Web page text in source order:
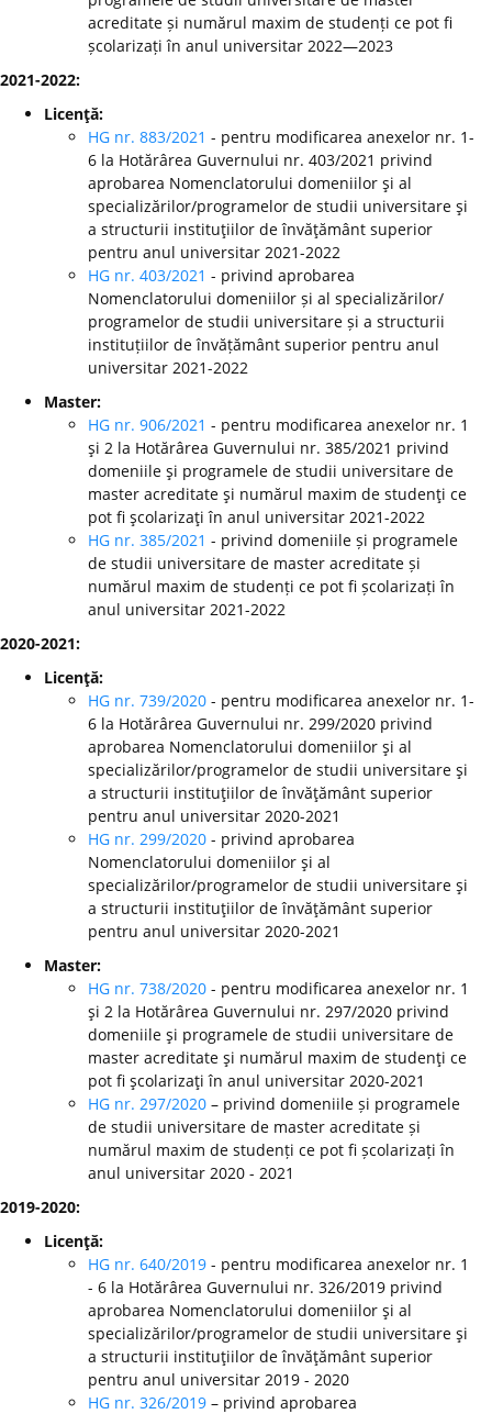
acreditate și numărul maxim de studenți ce pot fi
școlarizați în anul universitar 2022—2023
2021-2022:
Licenţă:
HG nr. 883/2021 - pentru modificarea anexelor nr. 1-
6 la Hotărârea Guvernului nr. 403/2021 privind
aprobarea Nomenclatorului domeniilor şi al
specializărilor/programelor de studii universitare şi
a structurii instituţiilor de învăţământ superior
pentru anul universitar 2021-2022
HG nr. 403/2021 - privind aprobarea
Nomenclatorului domeniilor și al specializărilor/
programelor de studii universitare și a structurii
instituțiilor de învățământ superior pentru anul
universitar 2021-2022
Master:
HG nr. 906/2021 - pentru modificarea anexelor nr. 1
şi 2 la Hotărârea Guvernului nr. 385/2021 privind
domeniile şi programele de studii universitare de
master acreditate şi numărul maxim de studenţi ce
pot fi şcolarizaţi în anul universitar 2021-2022
HG nr. 385/2021 - privind domeniile și programele
de studii universitare de master acreditate și
numărul maxim de studenți ce pot fi școlarizați în
anul universitar 2021-2022
2020-2021:
Licenţă:
HG nr. 739/2020 - pentru modificarea anexelor nr. 1-
6 la Hotărârea Guvernului nr. 299/2020 privind
aprobarea Nomenclatorului domeniilor şi al
specializărilor/programelor de studii universitare şi
a structurii instituţiilor de învăţământ superior
pentru anul universitar 2020-2021
HG nr. 299/2020 - privind aprobarea
Nomenclatorului domeniilor şi al
specializărilor/programelor de studii universitare şi
a structurii instituţiilor de învăţământ superior
pentru anul universitar 2020-2021
Master:
HG nr. 738/2020 - pentru modificarea anexelor nr. 1
şi 2 la Hotărârea Guvernului nr. 297/2020 privind
domeniile şi programele de studii universitare de
master acreditate şi numărul maxim de studenţi ce
pot fi şcolarizaţi în anul universitar 2020-2021
HG nr. 297/2020 – privind domeniile și programele
de studii universitare de master acreditate și
numărul maxim de studenți ce pot fi școlarizați în
anul universitar 2020 - 2021
2019-2020:
Licenţă:
HG nr. 640/2019 - pentru modificarea anexelor nr. 1
- 6 la Hotărârea Guvernului nr. 326/2019 privind
aprobarea Nomenclatorului domeniilor şi al
specializărilor/programelor de studii universitare şi
a structurii instituţiilor de învăţământ superior
pentru anul universitar 2019 - 2020
HG nr. 326/2019 – privind aprobarea